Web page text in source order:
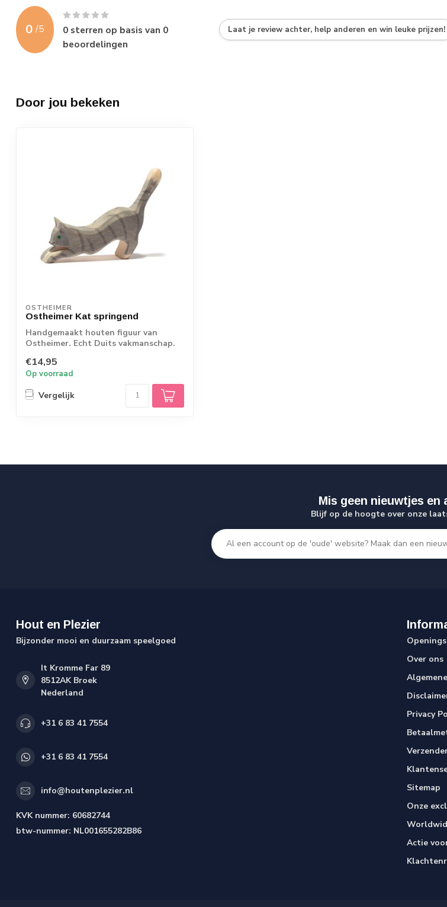
0 /5 0 sterren op basis van 0
beoordelingen
Laat je review achter, help anderen en win leuke prijzen!
Door jou bekeken
OSTHEIMER
Ostheimer Kat springend
Handgemaakt houten figuur van
Ostheimer. Echt Duits vakmanschap.
€14,95
Op voorraad
Vergelijk
Mis geen nieuwtjes en
Blijf op de hoogte over onze
Hout en Plezier
Bijzonder mooi en duurzaam speelgoed
It Kromme Far 89
8512AK Broek
Nederland
+31 6 83 41 7554
+31 6 83 41 7554
info@houtenplezier.nl
KVK nummer: 60682744
btw-nummer: NL001655282B86
Over ons
Privacy
Sitemap
Onze
Actie